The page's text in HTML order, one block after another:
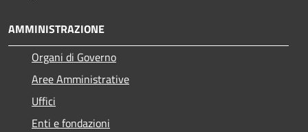
AMMINISTRAZIONE
Organi di Governo
Aree Amministrative
Uffici
Enti e fondazioni